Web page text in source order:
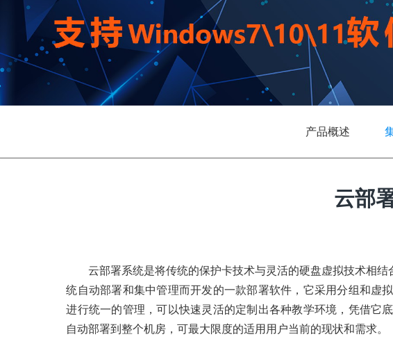
产品概述
云部
云部署系统是将传统的保护卡技术与灵活的硬盘虚拟技术相
统自动部署和集中管理而开发的一款部署软件，它采用分组和虚
进行统一的管理，可以快速灵活的定制出各种教学环境，凭借它
自动部署到整个机房，可最大限度的适用用户当前的现状和需求。